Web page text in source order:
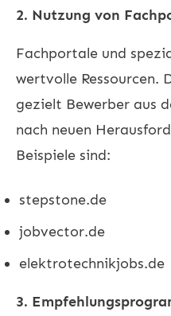
2. Nutzung von
Fachportale und
wertvolle Ressourcen.
gezielt Bewerber aus
nach neuen
Beispiele sind:
stepstone.de
jobvector.de
elektrotechnikjobs.de
3.